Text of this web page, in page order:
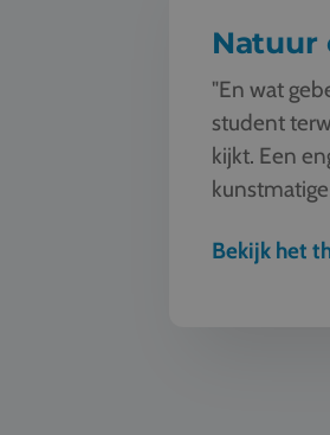
Natuur
"En wat
student
kijkt. Een
Bekijk het